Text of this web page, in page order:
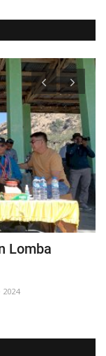
Lomba
2024